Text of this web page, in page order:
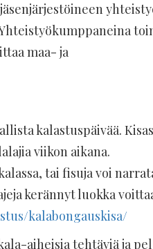
maa- ja
kalastuspäivää.
viikon aikana.
tai fisuja voi
kerännyt luokka
kalabongauskisa/
aiheisia tehtäviä ja